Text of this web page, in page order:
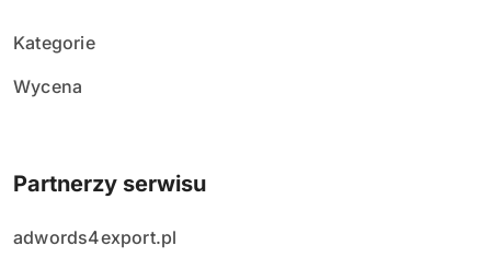
Kategorie
Wycena
Partnerzy serwisu
adwords4export.pl